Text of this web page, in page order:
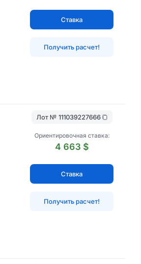
Ставка
Получить расчет!
Лот № 111039227666
Ориентировочная ставка:
4 663 $
Ставка
Получить расчет!